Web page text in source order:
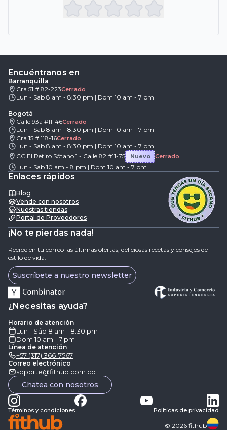
Encuéntranos en
Barranquilla
Cra 51 # 82-223Cerrado
Lun - Sab 8 am - 8:30 pm | Dom 10 am - 7 pm
Bogotá
Calle 93a #11-46Cerrado
Lun - Sab 8 am - 8:30 pm | Dom 10 am - 7 pm
Cra 15 # 118-16Cerrado
Lun - Sab 8 am - 8:30 pm | Dom 10 am - 7 pm
CC El Retiro Sótano 1 - Calle 82 #11-75
Nuevo Cerrado
Lun - Sab 10 am - 8 pm | Dom 10 am - 7 pm
Enlaces rápidos
Blog
Vende con nosotros
Nuestras tiendas
Portal de Proveedores
¡No te pierdas nada!
Recibe en tu correo las últimas ofertas, deliciosas recetas y consejos de
estilo de vida.
Suscríbete a nuestro newsletter
¿Necesitas ayuda?
Horario de atención
Lun - Sáb 8 am - 8:30 pm
Dom 10 am - 7 pm
Línea de atención
+57 (317) 366-7567
Correo electrónico
soporte@fithub.com.co
Chatea con nosotros
Términos y condiciones Politicas de privacidad
© 2026 fithub